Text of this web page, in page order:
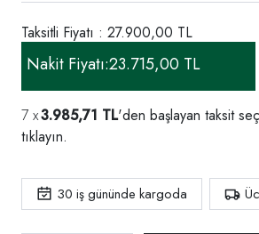
Taksitli Fiyatı : 27.900,00 TL
Nakit Fiyatı:23.715,00 TL
3.985,71 TL'den başlayan taksit
tıklayın.
30 iş gününde kargoda